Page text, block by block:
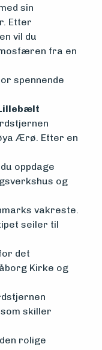
sin
Etter
vil du
fra en
spennende
Ærø. Etter en
oppdage
og
vakreste.
seiler til
det
Kirke og
skiller
rolige